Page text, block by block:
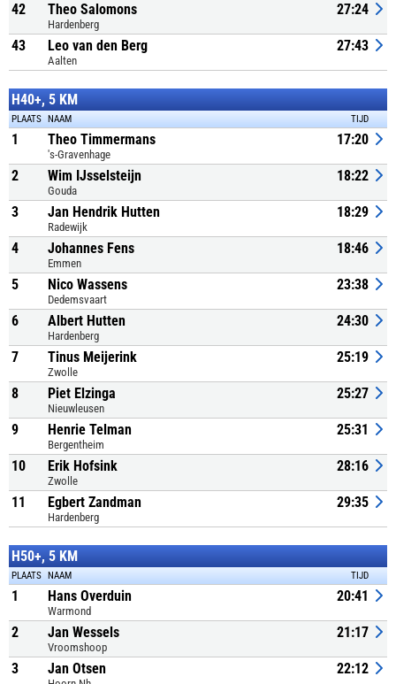
42 Theo Salomons
Hardenberg
27:24
43 Leo van den Berg
Aalten
27:43
H40+, 5 KM
PLAATS NAAM TIJD
1 Theo Timmermans
's-Gravenhage
17:20
2 Wim IJsselsteijn
Gouda
18:22
3 Jan Hendrik Hutten
Radewijk
18:29
4 Johannes Fens
Emmen
18:46
5 Nico Wassens
Dedemsvaart
23:38
6 Albert Hutten
Hardenberg
24:30
7 Tinus Meijerink
Zwolle
25:19
8 Piet Elzinga
Nieuwleusen
25:27
9 Henrie Telman
Bergentheim
25:31
10 Erik Hofsink
Zwolle
28:16
11 Egbert Zandman
Hardenberg
29:35
H50+, 5 KM
PLAATS NAAM TIJD
1 Hans Overduin
Warmond
20:41
2 Jan Wessels
Vroomshoop
21:17
3 Jan Otsen 22:12